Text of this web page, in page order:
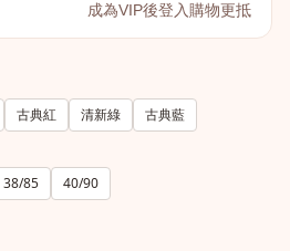
成為VIP後登入購物更抵
古典紅 清新綠 古典藍
38/85 40/90